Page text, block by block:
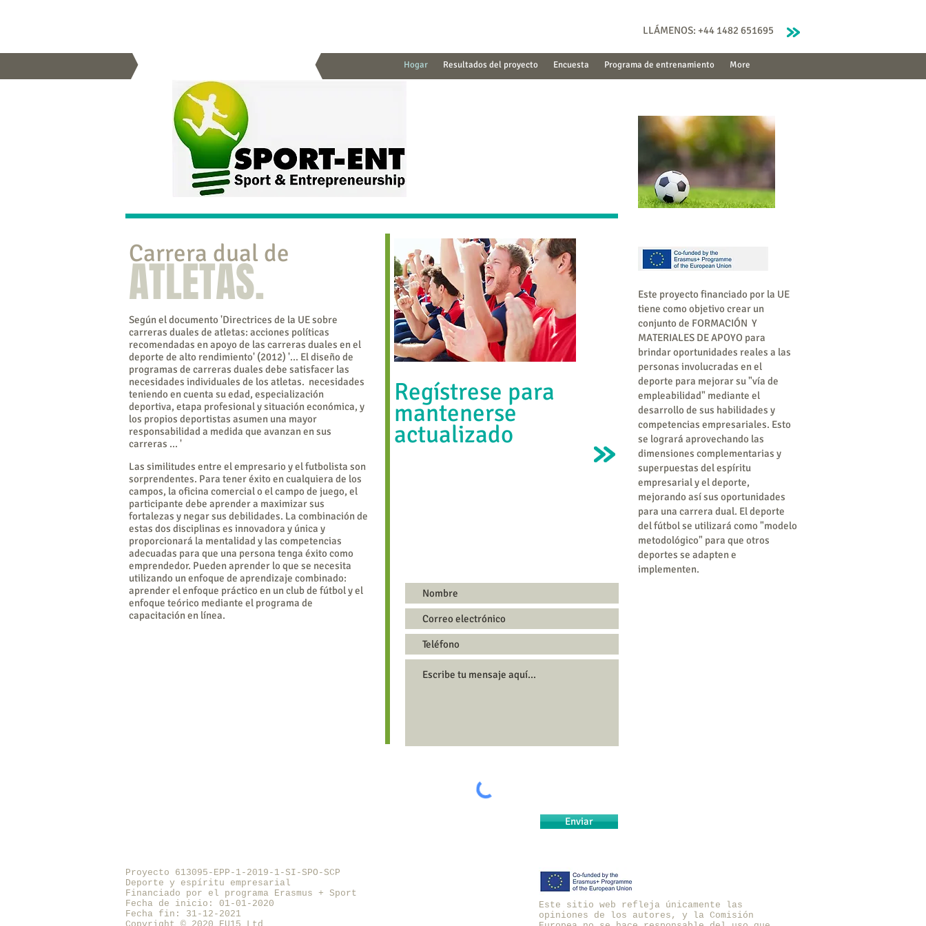
LLÁMENOS: +44 1482 651695
Hogar Resultados del proyecto Encuesta Programa de entrenamiento More
Carrera dual de
ATLETAS.
Según el documento 'Directrices de la UE sobre
carreras duales de atletas: acciones políticas
recomendadas en apoyo de las carreras duales en el
deporte de alto rendimiento' (2012) '... El diseño de
programas de carreras duales debe satisfacer las
necesidades individuales de los atletas. necesidades
teniendo en cuenta su edad, especialización
deportiva, etapa profesional y situación económica, y
los propios deportistas asumen una mayor
responsabilidad a medida que avanzan en sus
carreras ... '
Las similitudes entre el empresario y el futbolista son
sorprendentes. Para tener éxito en cualquiera de los
campos, la oficina comercial o el campo de juego, el
participante debe aprender a maximizar sus
fortalezas y negar sus debilidades. La combinación de
estas dos disciplinas es innovadora y única y
proporcionará la mentalidad y las competencias
adecuadas para que una persona tenga éxito como
emprendedor. Pueden aprender lo que se necesita
utilizando un enfoque de aprendizaje combinado:
aprender el enfoque práctico en un club de fútbol y el
enfoque teórico mediante el programa de
capacitación en línea.
Regístrese para
mantenerse
actualizado
Enviar
Este proyecto financiado por la UE
tiene como objetivo crear un
conjunto de FORMACIÓN Y
MATERIALES DE APOYO para
brindar oportunidades reales a las
personas involucradas en el
deporte para mejorar su "vía de
empleabilidad" mediante el
desarrollo de sus habilidades y
competencias empresariales. Esto
se logrará aprovechando las
dimensiones complementarias y
superpuestas del espíritu
empresarial y el deporte,
mejorando así sus oportunidades
para una carrera dual. El deporte
del fútbol se utilizará como "modelo
metodológico" para que otros
deportes se adapten e
implementen.
Proyecto 613095-EPP-1-2019-1-SI-SPO-SCP
Deporte y espíritu empresarial
Financiado por el programa Erasmus + Sport
Fecha de inicio: 01-01-2020
Fecha fin: 31-12-2021
Este sitio web refleja únicamente las
opiniones de los autores, y la Comisión